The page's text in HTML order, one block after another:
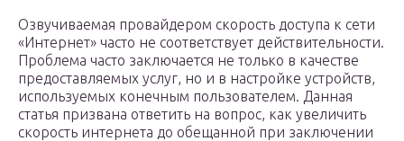
Озвучиваемая провайдером скорость доступа к сети
«Интернет» часто не соответствует действительности.
Проблема часто заключается не только в качестве
предоставляемых услуг, но и в настройке устройств,
используемых конечным пользователем. Данная
статья призвана ответить на вопрос, как увеличить
скорость интернета до обещанной при заключении